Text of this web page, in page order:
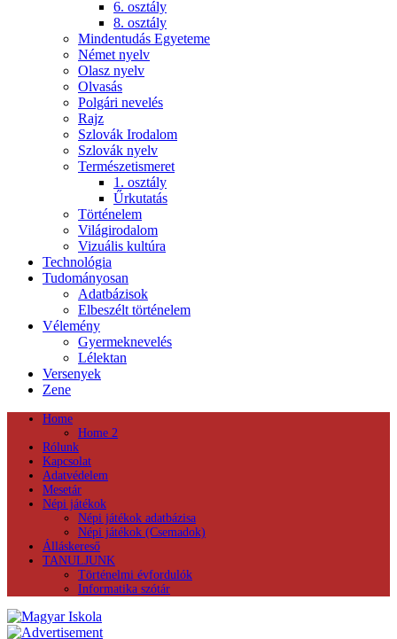
6. osztály
8. osztály
Mindentudás Egyeteme
Német nyelv
Olasz nyelv
Olvasás
Polgári nevelés
Rajz
Szlovák Irodalom
Szlovák nyelv
Természetismeret
1. osztály
Űrkutatás
Történelem
Világirodalom
Vizuális kultúra
Technológia
Tudományosan
Adatbázisok
Elbeszélt történelem
Vélemény
Gyermeknevelés
Lélektan
Versenyek
Zene
Home
Home 2
Rólunk
Kapcsolat
Adatvédelem
Mesetár
Népi játékok
Népi játékok adatbázisa
Népi játékok (Csemadok)
Álláskereső
TANULJUNK
Történelmi évfordulók
Informatika szótár